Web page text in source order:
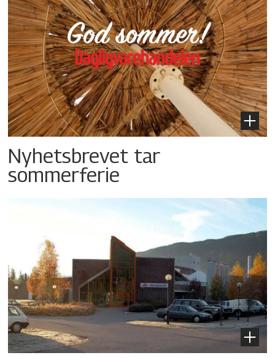
Nyhetsbrevet tar
sommerferie